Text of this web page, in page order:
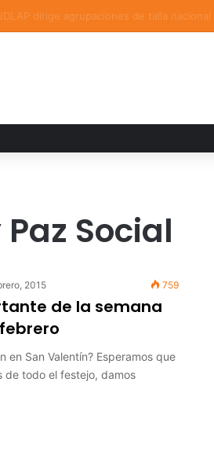
de Verano de Escuelas Aztecas
Social
2015 759
de la semana
en San Valentín? Esperamos que
de todo el festejo, damos